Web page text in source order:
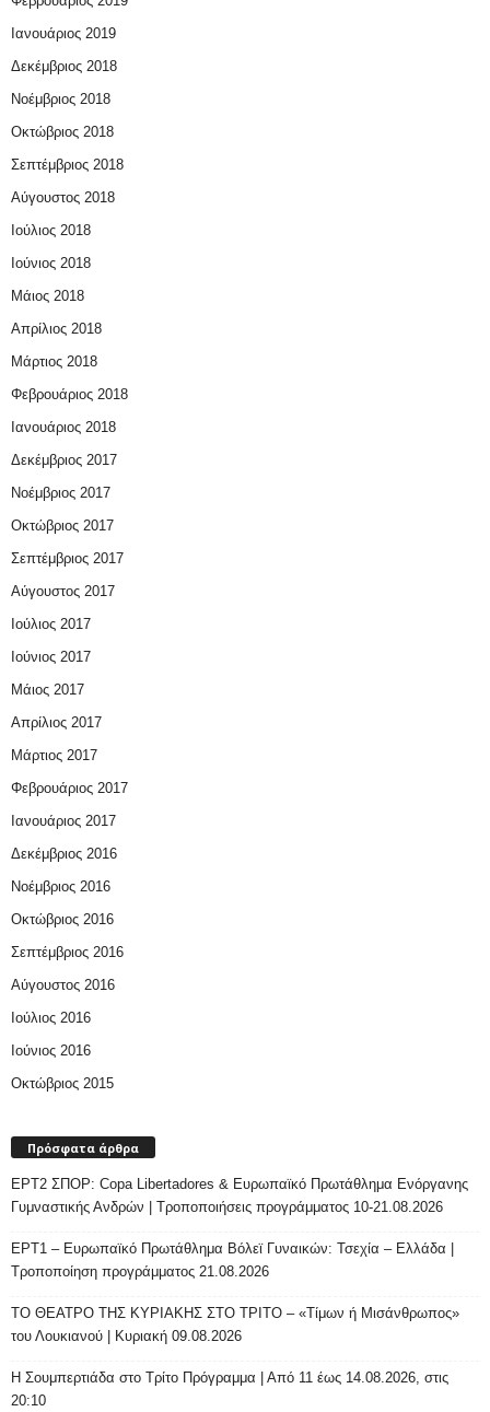
Ιανουάριος 2019
Δεκέμβριος 2018
Νοέμβριος 2018
Οκτώβριος 2018
Σεπτέμβριος 2018
Αύγουστος 2018
Ιούλιος 2018
Ιούνιος 2018
Μάιος 2018
Απρίλιος 2018
Μάρτιος 2018
Φεβρουάριος 2018
Ιανουάριος 2018
Δεκέμβριος 2017
Νοέμβριος 2017
Οκτώβριος 2017
Σεπτέμβριος 2017
Αύγουστος 2017
Ιούλιος 2017
Ιούνιος 2017
Μάιος 2017
Απρίλιος 2017
Μάρτιος 2017
Φεβρουάριος 2017
Ιανουάριος 2017
Δεκέμβριος 2016
Νοέμβριος 2016
Οκτώβριος 2016
Σεπτέμβριος 2016
Αύγουστος 2016
Ιούλιος 2016
Ιούνιος 2016
Οκτώβριος 2015
Πρόσφατα άρθρα
ΕΡΤ2 ΣΠΟΡ: Copa Libertadores & Ευρωπαϊκό Πρωτάθλημα Ενόργανης
Γυμναστικής Ανδρών | Τροποποιήσεις προγράμματος 10-21.08.2026
ΕΡΤ1 – Ευρωπαϊκό Πρωτάθλημα Βόλεϊ Γυναικών: Τσεχία – Ελλάδα |
Τροποποίηση προγράμματος 21.08.2026
ΤΟ ΘΕΑΤΡΟ ΤΗΣ ΚΥΡΙΑΚΗΣ ΣΤΟ ΤΡΙΤΟ – «Τίμων ή Μισάνθρωπος»
του Λουκιανού | Κυριακή 09.08.2026
H Σουμπερτιάδα στο Τρίτο Πρόγραμμα | Από 11 έως 14.08.2026, στις
20:10